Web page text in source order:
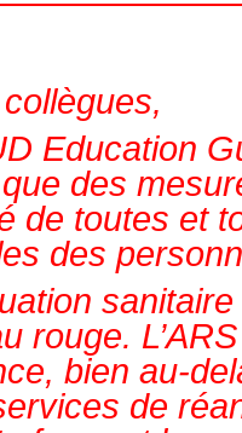
Education
des
de toutes et
des
rouge.
bien au-
de